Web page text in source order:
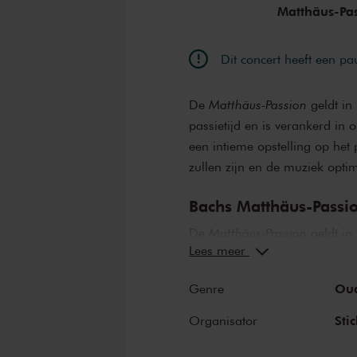
Martinus
Matthäus-
Dit concert heeft een
DeMatthäus-Passion geldt in
passietijd en is verankerd in
een intieme opstelling op
zullen zijn en de muziek
Bachs Matthäus-
passietijd en is verankerd in
De compositie vertelt het
waarbij symboliek een grote
Lees meer
Genre
Organisator